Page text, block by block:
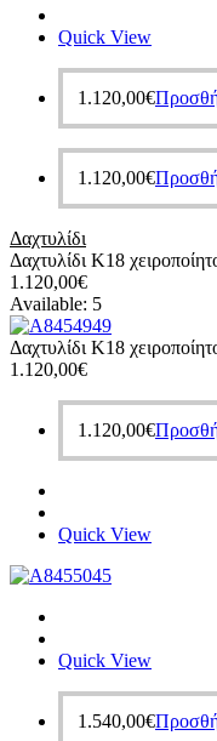
Quick View
1.120,00€
1.120,00€
Δαχτυλίδι
Δαχτυλίδι Κ18
1.120,00€
Available: 5
Δαχτυλίδι Κ18
1.120,00€
1.120,00€
Quick View
Quick View
1.540,00€